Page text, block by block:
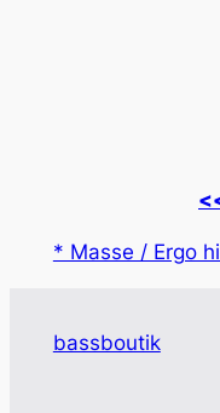
* Masse / Ergo
bassboutik